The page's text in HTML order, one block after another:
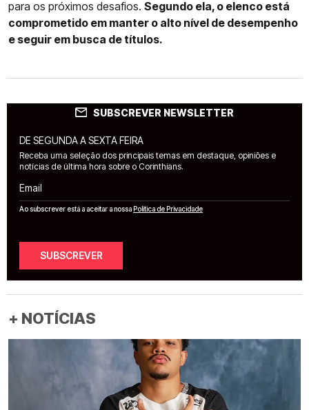
para os próximos desafios. Segundo ela, o elenco está
comprometido em manter o alto nível de desempenho
e seguir em busca de títulos.
SUBSCREVER NEWSLETTER
DE SEGUNDA A SEXTA FEIRA
Receba uma seleção dos principais temas em destaque, opiniões e
notícias de última hora sobre o Corinthians.
Email
Ao subscrever está a aceitar a nossaPolítica de Privacidade
SUBSCREVER
+ NOTÍCIAS